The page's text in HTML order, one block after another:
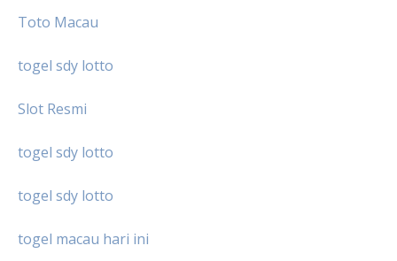
Toto Macau
togel sdy lotto
Slot Resmi
togel sdy lotto
togel sdy lotto
togel macau hari ini